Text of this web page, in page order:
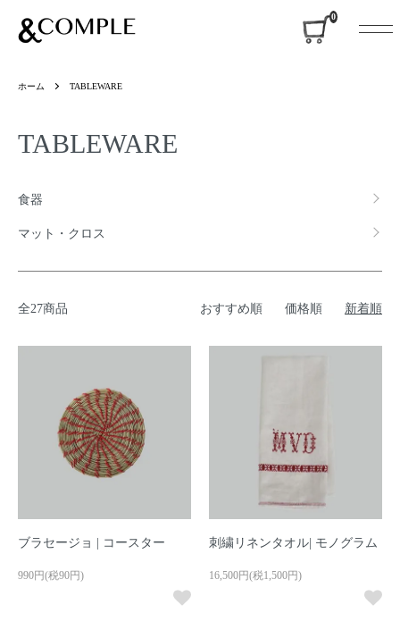
0
ホーム TABLEWARE
TABLEWARE
カテゴリー一覧
食器
マット・クロス
全27商品 おすすめ順 価格順 新着順
ブラセージョ | コースター
990円(税90円)
刺繍リネンタオル| モノグラム
16,500円(税1,500円)